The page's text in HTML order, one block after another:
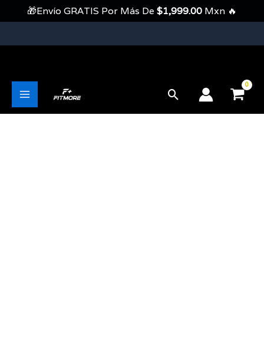
Contenido
Main
Buscar
🎁Envío GRATIS Por Más De $1,999.00 Mxn 🔥